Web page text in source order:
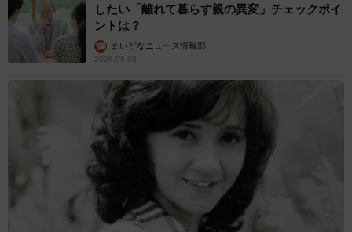
したい「離れて暮らす親の異変」チェックポイ
ントは？
まいどなニュース情報部
2026.08.08